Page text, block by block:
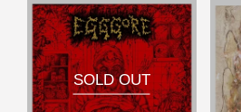
SOLD OUT